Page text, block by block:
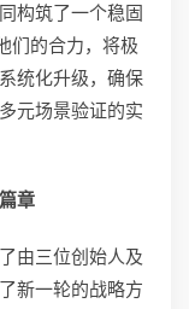
构筑了一个稳固
们的合力，将极
统化升级，确保
元场景验证的实
章
由三位创始人及
新一轮的战略方